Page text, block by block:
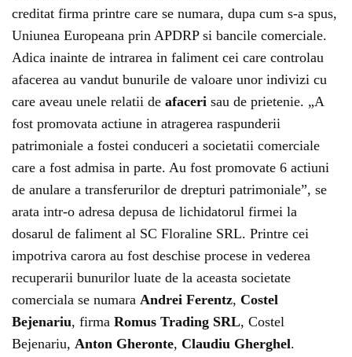
creditat firma printre care se numara, dupa cum s-a spus,
Uniunea Europeana prin APDRP si bancile comerciale.
Adica inainte de intrarea in faliment cei care controlau
afacerea au vandut bunurile de valoare unor indivizi cu
care aveau unele relatii de afaceri sau de prietenie. „A
fost promovata actiune in atragerea raspunderii
patrimoniale a fostei conduceri a societatii comerciale
care a fost admisa in parte. Au fost promovate 6 actiuni
de anulare a transferurilor de drepturi patrimoniale”, se
arata intr-o adresa depusa de lichidatorul firmei la
dosarul de faliment al SC Floraline SRL. Printre cei
impotriva carora au fost deschise procese in vederea
recuperarii bunurilor luate de la aceasta societate
comerciala se numara Andrei Ferentz, Costel
Bejenariu, firma Romus Trading SRL, Costel
Bejenariu, Anton Gheronte, Claudiu Gherghel.